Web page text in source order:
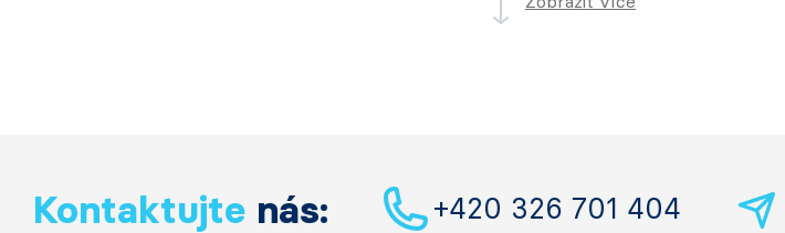
Kontaktujte nás: +420 326 701 404